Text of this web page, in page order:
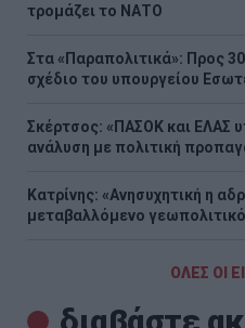
τρομάζει το ΝΑΤΟ
Στα «Παραπολιτικά»: Προς
σχέδιο του υπουργείου
Σκέρτσος: «ΠΑΣΟΚ και ΕΛΑΣ
ανάλυση με πολιτική
Κατρίνης: «Ανησυχητική η
μεταβαλλόμενο
ΟΛΕΣ ΟΙ